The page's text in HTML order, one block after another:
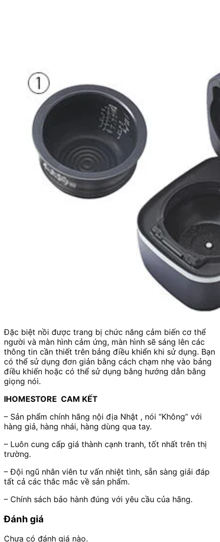
Đặc biệt nồi được trang bị chức năng cảm biến cơ thể
người và màn hình cảm ứng, màn hình sẽ sáng lên các
thông tin cần thiết trên bảng điều khiển khi sử dụng. Bạn
có thể sử dụng đơn giản bằng cách chạm nhẹ vào bảng
điều khiển hoặc có thể sử dụng bằng hướng dẫn bằng
giọng nói.
IHOMESTORE CAM KẾT
– Sản phẩm chính hãng nội địa Nhật , nói “Không” với
hàng giả, hàng nhái, hàng dùng qua tay.
– Luôn cung cấp giá thành cạnh tranh, tốt nhất trên thị
trường.
– Đội ngũ nhân viên tư vấn nhiệt tình, sẵn sàng giải đáp
tất cả các thắc mắc về sản phẩm.
– Chính sách bảo hành đúng với yêu cầu của hãng.
Đánh giá
Chưa có đánh giá nào.